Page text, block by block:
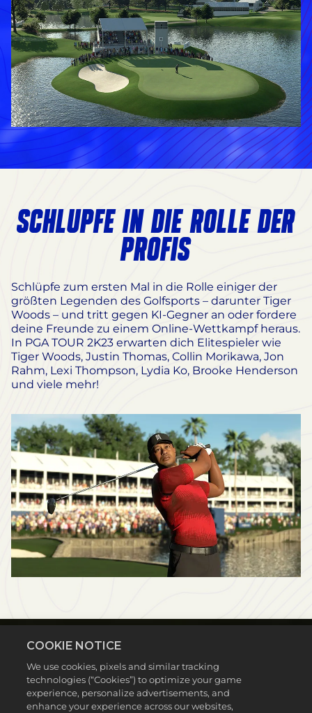
SCHLÜPFE IN DIE ROLLE DER
PROFIS
Schlüpfe zum ersten Mal in die Rolle einiger der
größten Legenden des Golfsports – darunter Tiger
Woods – und tritt gegen KI-Gegner an oder fordere
deine Freunde zu einem Online-Wettkampf heraus.
In PGA TOUR 2K23 erwarten dich Elitespieler wie
Tiger Woods, Justin Thomas, Collin Morikawa, Jon
Rahm, Lexi Thompson, Lydia Ko, Brooke Henderson
und viele mehr!
COOKIE NOTICE
We use cookies, pixels and similar tracking
technologies (“Cookies”) to optimize your game
experience, personalize advertisements, and
enhance your experience across our websites,